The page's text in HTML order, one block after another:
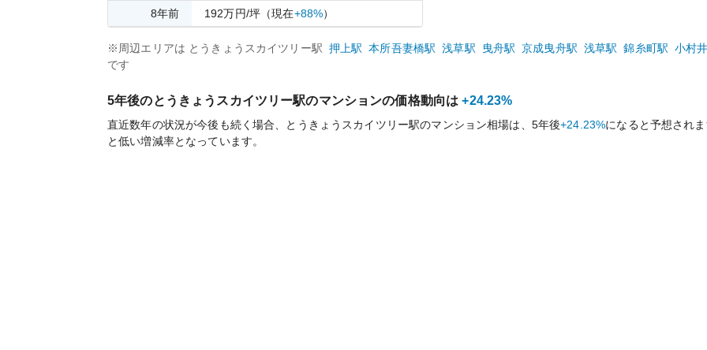
8年前 192万円/坪 （現在+88%）
※周辺エリアは とうきょうスカイツリー駅 押上駅 本所吾妻橋駅 浅草駅 曳舟駅 京成曳舟駅 浅草駅 錦糸町駅 小村
です
5年後のとうきょうスカイツリー駅のマンションの価格動向は +24.23%
直近数年の状況が今後も続く場合、 とうきょうスカイツリー駅のマンション相場は、5年後+24.23%になると予想され
と低い増減率となっています。